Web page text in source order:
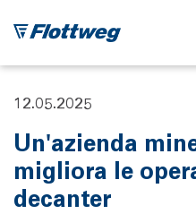
12.05.2025
Un'azienda
migliora le
decanter